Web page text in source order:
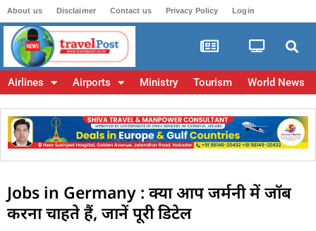
About us Disclaimer Contact us Privacy Policy Login
Airlines Airports Ministry Tourism World News
Jobs in Germany : क्या आप जर्मनी में जॉब
करना चाहते हैं, जानें पूरी डिटेल